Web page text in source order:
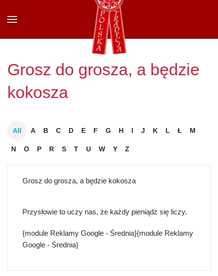
Przejdź do głównej treści
Grosz do grosza, a będzie
kokosza
All A B C D E F G H I J K L Ł M
N O P R S T U W Y Z
Grosz do grosza, a będzie kokosza
Przysłowie to uczy nas, że każdy pieniądz się liczy.
{module Reklamy Google - Średnia}{module Reklamy
Google - Średnia}